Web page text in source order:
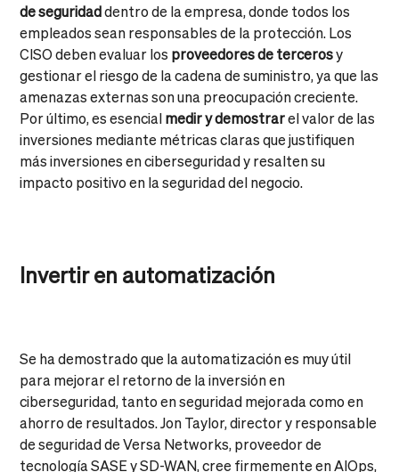
de seguridaddentro de la empresa, donde todos los
empleados sean responsables de la protección. Los
CISO deben evaluar los proveedores de tercerosy
gestionar el riesgo de la cadena de suministro, ya que las
amenazas externas son una preocupación creciente.
Por último, es esencialmedir y demostrarel valor de las
inversiones mediante métricas claras que justifiquen
más inversiones en ciberseguridad y resalten su
impacto positivo en la seguridad del negocio.
Invertir en automatización
Se ha demostrado que la automatización es muy útil
para mejorar el retorno de la inversión en
ciberseguridad, tanto en seguridad mejorada como en
ahorro de resultados. Jon Taylor, director y responsable
de seguridad de Versa Networks, proveedor de
tecnología SASE y SD-WAN, cree firmemente en AIOps,